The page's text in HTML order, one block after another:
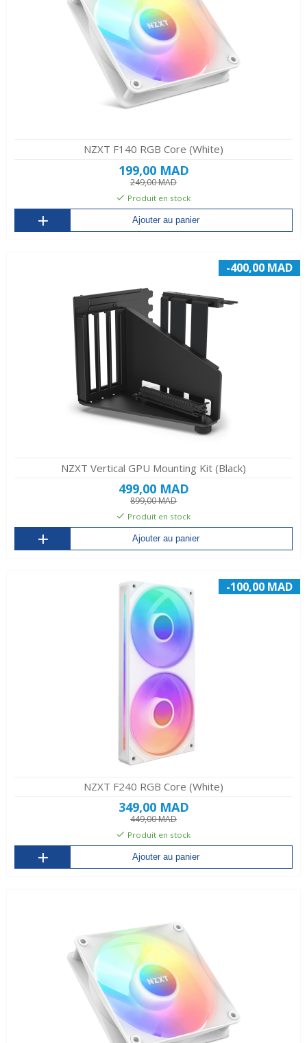
NZXT F140 RGB Core (White)
199,00 MAD
249,00 MAD
Produit en stock
Ajouter au panier
-400,00 MAD
NZXT Vertical GPU Mounting Kit (Black)
499,00 MAD
899,00 MAD
Produit en stock
Ajouter au panier
-100,00 MAD
NZXT F240 RGB Core (White)
349,00 MAD
449,00 MAD
Produit en stock
Ajouter au panier